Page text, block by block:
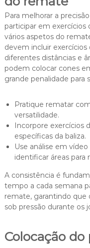
Para melhorar a
participar em
vários aspetos do
devem incluir
diferentes distâncias e
podem colocar cones
grande penalidade para
Pratique rematar
versatilidade.
Incorpore exercícios
específicas da baliza.
Use análise em
identificar áreas para
A consistência é
tempo a cada semana
remate, garantindo que
sob pressão durante os
Colocação